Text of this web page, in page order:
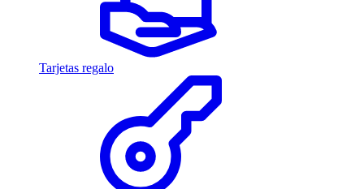
Tarjetas regalo